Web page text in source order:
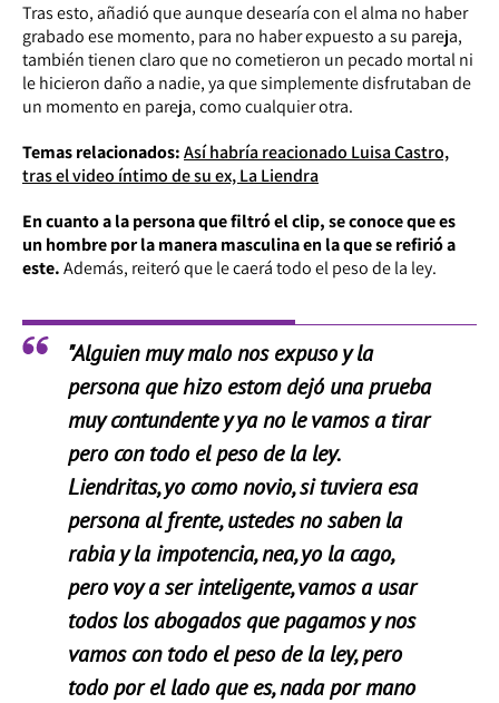
Tras esto, añadió que aunque desearía con el alma no haber
grabado ese momento, para no haber expuesto a su pareja,
también tienen claro que no cometieron un pecado mortal ni
le hicieron daño a nadie, ya que simplemente disfrutaban de
un momento en pareja, como cualquier otra.
Temas relacionados:Así habría reacionado Luisa Castro,
tras el video íntimo de su ex, La Liendra
En cuanto a la persona que filtró el clip, se conoce que es
un hombre por la manera masculina en la que se refirió a
este.Además, reiteró que le caerá todo el peso de la ley.
"Alguien muy malo nos expuso y la
persona que hizo estom dejó una prueba
muy contundente y ya no le vamos a tirar
pero con todo el peso de la ley.
Liendritas, yo como novio, si tuviera esa
persona al frente, ustedes no saben la
rabia y la impotencia, nea, yo la cago,
pero voy a ser inteligente, vamos a usar
todos los abogados que pagamos y nos
vamos con todo el peso de la ley, pero
todo por el lado que es, nada por mano